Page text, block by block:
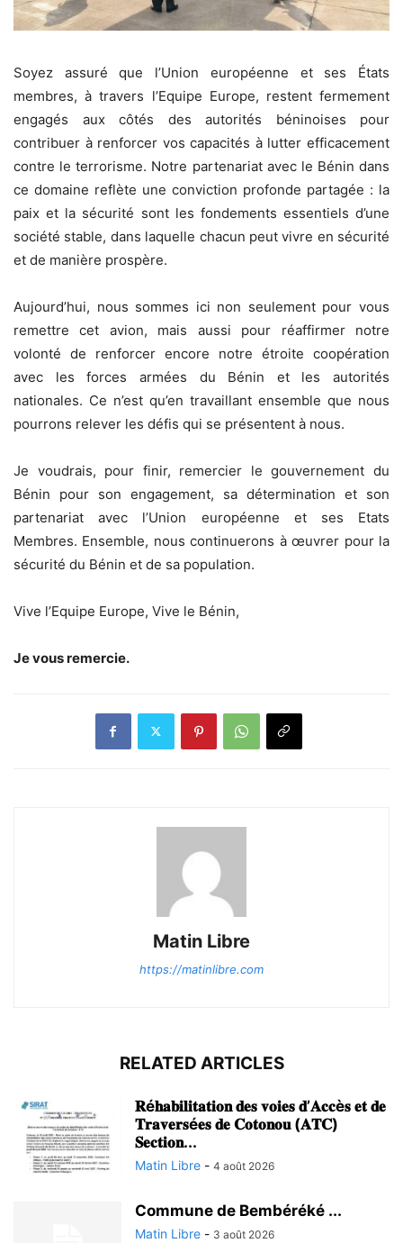
Soyez assuré que l’Union européenne et ses États
membres, à travers l’Equipe Europe, restent fermement
engagés aux côtés des autorités béninoises pour
contribuer à renforcer vos capacités à lutter efficacement
contre le terrorisme. Notre partenariat avec le Bénin dans
ce domaine reflète une conviction profonde partagée : la
paix et la sécurité sont les fondements essentiels d’une
société stable, dans laquelle chacun peut vivre en sécurité
et de manière prospère.
Aujourd’hui, nous sommes ici non seulement pour vous
remettre cet avion, mais aussi pour réaffirmer notre
volonté de renforcer encore notre étroite coopération
avec les forces armées du Bénin et les autorités
nationales. Ce n’est qu’en travaillant ensemble que nous
pourrons relever les défis qui se présentent à nous.
Je voudrais, pour finir, remercier le gouvernement du
Bénin pour son engagement, sa détermination et son
partenariat avec l’Union européenne et ses Etats
Membres. Ensemble, nous continuerons à œuvrer pour la
sécurité du Bénin et de sa population.
Vive l’Equipe Europe, Vive le Bénin,
Je vous remercie.
Matin Libre
https://matinlibre.com
RELATED ARTICLES
𝐑é𝐡𝐚𝐛𝐢𝐥𝐢𝐭𝐚𝐭𝐢𝐨𝐧 𝐝𝐞𝐬 𝐯𝐨𝐢𝐞𝐬 𝐝’𝐀𝐜𝐜è𝐬 𝐞𝐭 𝐝𝐞
𝐓𝐫𝐚𝐯𝐞𝐫𝐬é𝐞𝐬 𝐝𝐞 𝐂𝐨𝐭𝐨𝐧𝐨𝐮 (𝐀𝐓𝐂)
𝐒𝐞𝐜𝐭𝐢𝐨𝐧...
Matin Libre - 4 août 2026
Commune de Bembéréké ...
Matin Libre - 3 août 2026